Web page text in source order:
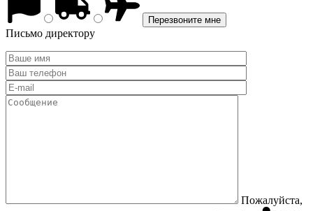
Письмо директору
Пожалуйста,